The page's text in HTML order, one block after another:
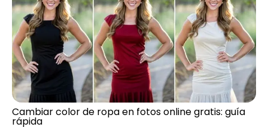
Cambiar color de ropa en fotos online gratis: guía
rápida